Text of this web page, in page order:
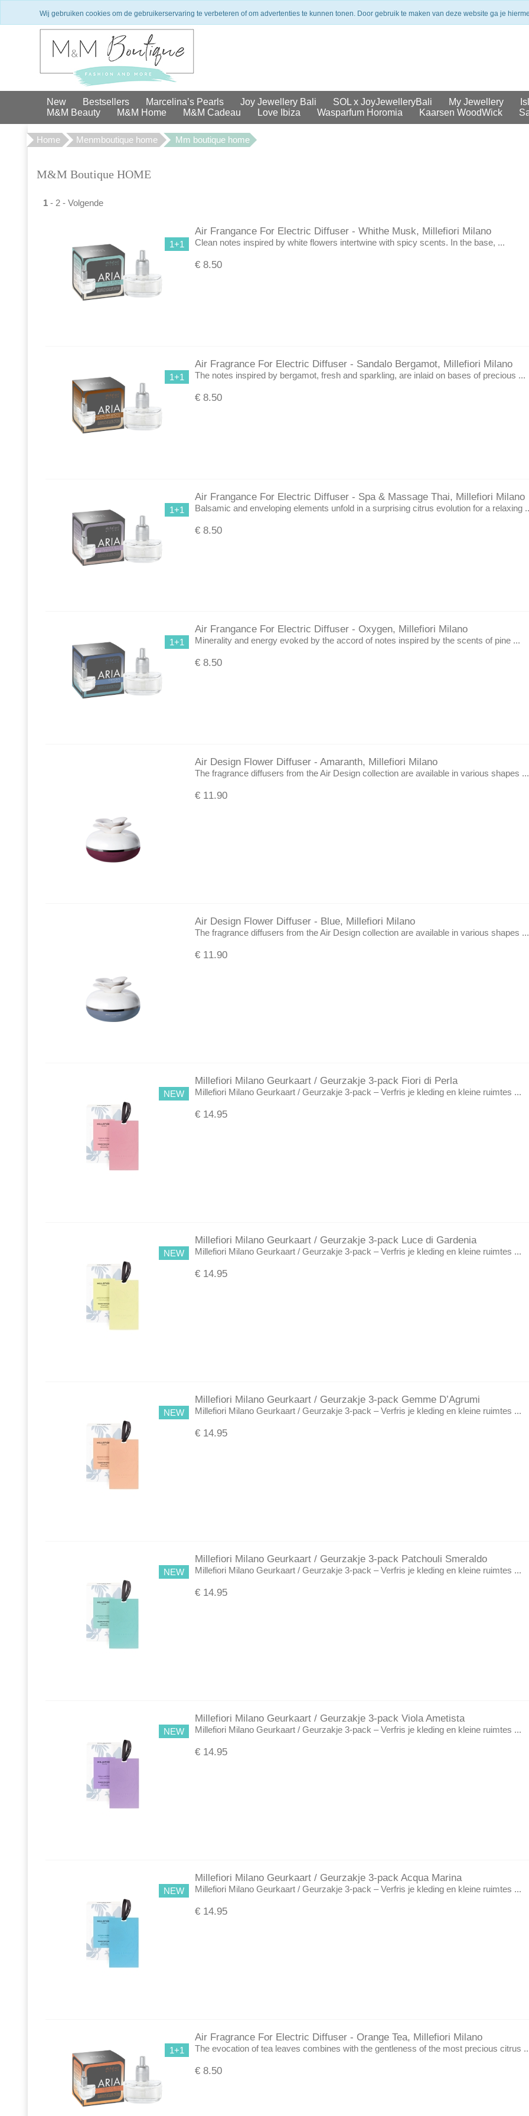
Winkel in Den Haag Exclusieve merken Veilig betalen Uit voorraad geleverd
New Bestsellers Marcelina’s Pearls Joy Jewellery Bali SOL x JoyJewelleryBali My Jewellery
M&M Beauty
M&M Home M&M Cadeau Love Ibiza Wasparfum Horomia Kaarsen WoodWick
Home Menmboutique home Mm boutique home
M&M Boutique HOME
1 - 2 - Volgende
1+1
Air Frangance For Electric Diffuser - Whithe Musk, Millefiori Milano
Clean notes inspired by white flowers intertwine with spicy scents. In the base, ...
€ 8.50
1+1
Air Fragrance For Electric Diffuser - Sandalo Bergamot, Millefiori Milano
The notes inspired by bergamot, fresh and sparkling, are inlaid on bases of precious ...
€ 8.50
1+1
Air Frangance For Electric Diffuser - Spa & Massage Thai, Millefiori Milano
Balsamic and enveloping elements unfold in a surprising citrus evolution for a relaxing
€ 8.50
1+1
Air Frangance For Electric Diffuser - Oxygen, Millefiori Milano
Minerality and energy evoked by the accord of notes inspired by the scents of pine ...
€ 8.50
Air Design Flower Diffuser - Amaranth, Millefiori Milano
The fragrance diffusers from the Air Design collection are available in various shapes ...
€ 11.90
Air Design Flower Diffuser - Blue, Millefiori Milano
The fragrance diffusers from the Air Design collection are available in various shapes ...
€ 11.90
NEW
Millefiori Milano Geurkaart / Geurzakje 3-pack Fiori di Perla
Millefiori Milano Geurkaart / Geurzakje 3-pack – Verfris je kleding en kleine ruimtes ...
€ 14.95
NEW
Millefiori Milano Geurkaart / Geurzakje 3-pack Luce di Gardenia
Millefiori Milano Geurkaart / Geurzakje 3-pack – Verfris je kleding en kleine ruimtes ...
€ 14.95
NEW
Millefiori Milano Geurkaart / Geurzakje 3-pack Gemme D’Agrumi
Millefiori Milano Geurkaart / Geurzakje 3-pack – Verfris je kleding en kleine ruimtes ...
€ 14.95
NEW
Millefiori Milano Geurkaart / Geurzakje 3-pack Patchouli Smeraldo
Millefiori Milano Geurkaart / Geurzakje 3-pack – Verfris je kleding en kleine ruimtes ...
€ 14.95
NEW
Millefiori Milano Geurkaart / Geurzakje 3-pack Viola Ametista
Millefiori Milano Geurkaart / Geurzakje 3-pack – Verfris je kleding en kleine ruimtes ...
€ 14.95
NEW
Millefiori Milano Geurkaart / Geurzakje 3-pack Acqua Marina
Millefiori Milano Geurkaart / Geurzakje 3-pack – Verfris je kleding en kleine ruimtes ...
€ 14.95
1+1
Air Fragrance For Electric Diffuser - Orange Tea, Millefiori Milano
The evocation of tea leaves combines with the gentleness of the most precious citrus
€ 8.50
Wij gebruiken cookies om de gebruikerservaring te verbeteren of om advertenties te kunnen tonen. Door gebruik te maken van deze website ga je